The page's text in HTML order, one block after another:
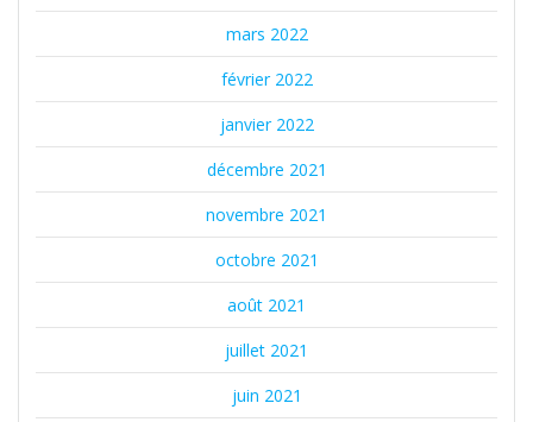
mars 2022
février 2022
janvier 2022
décembre 2021
novembre 2021
octobre 2021
août 2021
juillet 2021
juin 2021